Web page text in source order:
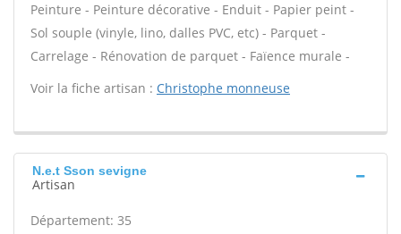
Peinture - Peinture décorative - Enduit - Papier peint -
Sol souple (vinyle, lino, dalles PVC, etc) - Parquet -
Carrelage - Rénovation de parquet - Faïence murale -
Voir la fiche artisan : Christophe monneuse
N.e.t Sson sevigne
Artisan
Département: 35